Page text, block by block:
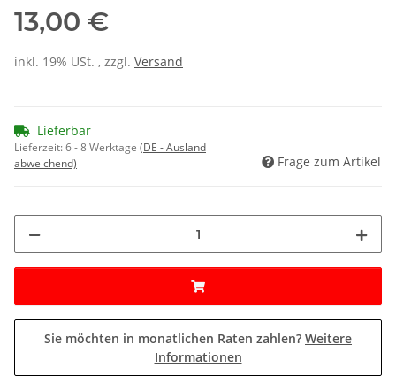
13,00 €
inkl. 19% USt. , zzgl. Versand
Lieferbar
Lieferzeit:6 - 8 Werktage (DE - Ausland
abweichend)
Frage zum Artikel
Sie möchten in monatlichen Raten zahlen? Weitere
Informationen